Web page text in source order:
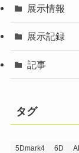
展示情報
展示記録
記事
タグ
5Dmark4 6D